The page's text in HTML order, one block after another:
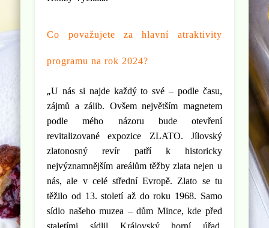
Co považujete za hlavní atraktivity
programu na rok 2024?
„U nás si najde každý to své – podle času,
zájmů a zálib. Ovšem největším magnetem
podle mého názoru bude otevření
revitalizované expozice ZLATO. Jílovský
zlatonosný revír patří k historicky
nejvýznamnějším areálům těžby zlata nejen u
nás, ale v celé střední Evropě. Zlato se tu
těžilo od 13. století až do roku 1968. Samo
sídlo našeho muzea – dům Mince, kde před
staletími sídlil Královský horní úřad,